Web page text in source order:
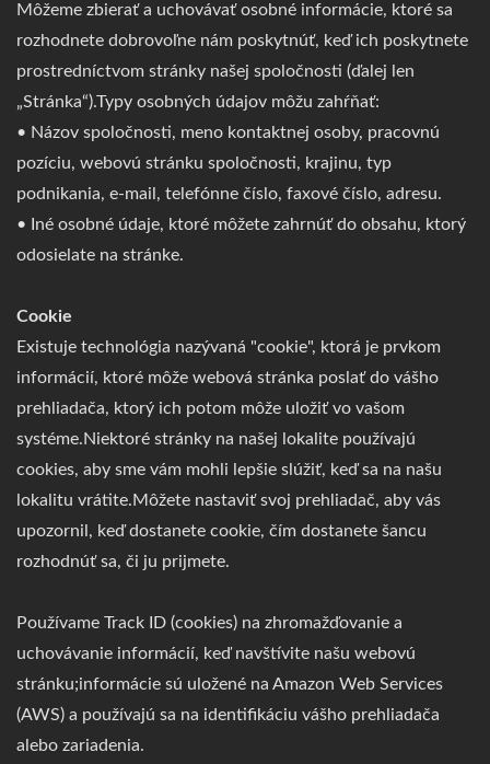
Môžeme zbierať a uchovávať osobné informácie, ktoré sa
rozhodnete dobrovoľne nám poskytnúť, keď ich poskytnete
prostredníctvom stránky našej spoločnosti (ďalej len
„Stránka“).Typy osobných údajov môžu zahŕňať:
• Názov spoločnosti, meno kontaktnej osoby, pracovnú
pozíciu, webovú stránku spoločnosti, krajinu, typ
podnikania, e-mail, telefónne číslo, faxové číslo, adresu.
• Iné osobné údaje, ktoré môžete zahrnúť do obsahu, ktorý
odosielate na stránke.
Cookie
Existuje technológia nazývaná "cookie", ktorá je prvkom
informácií, ktoré môže webová stránka poslať do vášho
prehliadača, ktorý ich potom môže uložiť vo vašom
systéme.Niektoré stránky na našej lokalite používajú
cookies, aby sme vám mohli lepšie slúžiť, keď sa na našu
lokalitu vrátite.Môžete nastaviť svoj prehliadač, aby vás
upozornil, keď dostanete cookie, čím dostanete šancu
rozhodnúť sa, či ju prijmete.
Používame Track ID (cookies) na zhromažďovanie a
uchovávanie informácií, keď navštívite našu webovú
stránku;informácie sú uložené na Amazon Web Services
(AWS) a používajú sa na identifikáciu vášho prehliadača
alebo zariadenia.